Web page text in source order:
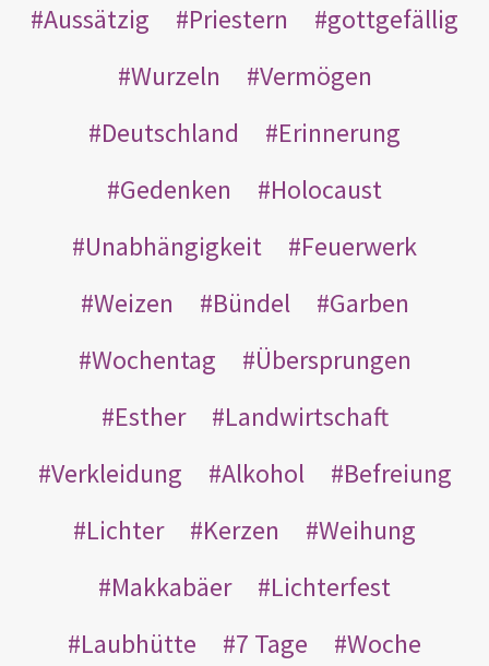
Aussätzig
Priestern
gottgefällig
Wurzeln
Vermögen
Deutschland
Erinnerung
Gedenken
Holocaust
Unabhängigkeit
Feuerwerk
Weizen
Bündel
Garben
Wochentag
Übersprungen
Esther
Landwirtschaft
Verkleidung
Alkohol
Befreiung
Lichter
Kerzen
Weihung
Makkabäer
Lichterfest
Laubhütte
7 Tage
Woche